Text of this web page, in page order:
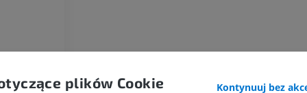
plików Cookie Kontynuuj bez